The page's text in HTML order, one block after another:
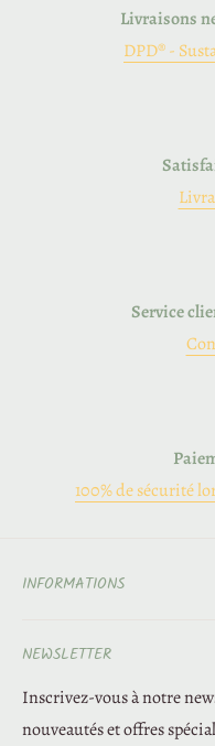
Livraisons
DPD® -
Service
100% de sécurité
INFORMATIONS
À propos de nous
Livraisons et retours
Paiement sécurisé
NEWSLETTER
Inscrivez-vous à notre
nouveautés et offres